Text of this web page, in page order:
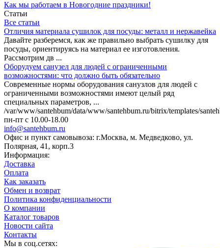
Как мы работаем в Новогодние праздники!
Статьи
Все статьи
Отличия материала сушилок для посуды: металл и нержавейка
Давайте разберемся, как же правильно выбрать сушилку для
посуды, ориентируясь на материал ее изготовления.
Рассмотрим дв ...
Оборудуем санузел для людей с ограниченными
возможностями: что должно быть обязательно
Современные нормы оборудования санузлов для людей с
ограниченными возможностями имеют целый ряд
специальных параметров, ...
/var/www/santehbum/data/www/santehbum.ru/bitrix/templates/
пн-пт с 10.00-18.00
info@santehbum.ru
Офис и пункт самовывоза: г.Москва, м. Медведково, ул.
Полярная, 41, корп.3
Информация:
Доставка
Оплата
Как заказать
Обмен и возврат
Политика конфиденциальности
О компании
Каталог товаров
Новости сайта
Контакты
Мы в соц.сетях: